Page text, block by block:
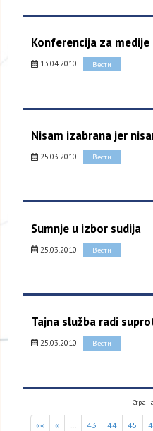
Konferencija za medije
13.04.2010 Вести
Nisam izabrana jer
25.03.2010 Вести
Sumnje u izbor sudija
25.03.2010 Вести
Tajna služba radi
25.03.2010 Вести
«« « 43 44 45